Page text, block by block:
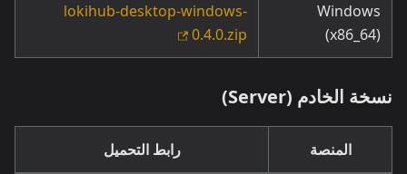
Windows
(x86_64)
lokihub-desktop-windows-
0.4.0.zip
نسخة الخادم (Server)
المنصة رابط التحميل